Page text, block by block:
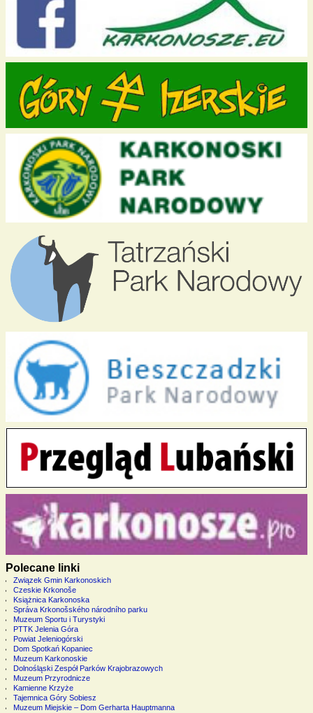
Polecane linki
Związek Gmin Karkonoskich
Czeskie Krkonoše
Książnica Karkonoska
Správa Krkonošského národního parku
Muzeum Sportu i Turystyki
PTTK Jelenia Góra
Powiat Jeleniogórski
Dom Spotkań Kopaniec
Muzeum Karkonoskie
Dolnośląski Zespół Parków Krajobrazowych
Muzeum Przyrodnicze
Kamienne Krzyże
Tajemnica Góry Sobiesz
Muzeum Miejskie – Dom Gerharta Hauptmanna